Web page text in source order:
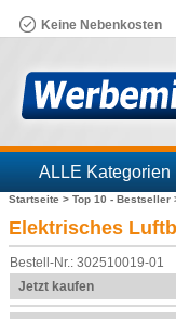
Keine Nebenkosten
ALLE Kategorien
Branchen
Startseite > Top 10 - Bestseller
Elektrisches
Bestell-Nr.: 302510019-01
Jetzt kaufen